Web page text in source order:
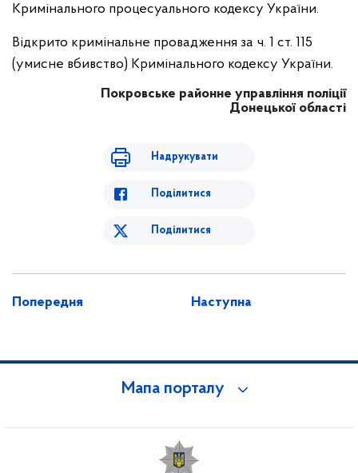
Кримінального процесуального кодексу України.
Відкрито кримінальне провадження за ч. 1 ст. 115
(умисне вбивство) Кримінального кодексу України.
Покровське районне управління поліції
Донецької області
Надрукувати
Поділитися
Поділитися
Попередня Наступна
Мапа порталу